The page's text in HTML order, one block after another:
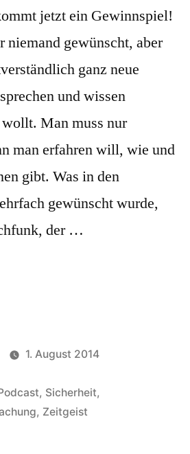
jetzt ein Gewinnspiel!
niemand gewünscht, aber
ganz neue
und wissen
Man muss nur
man erfahren will, wie und
gibt. Was in den
gewünscht wurde,
der …
1. August 2014
, Sicherheit,
, Zeitgeist